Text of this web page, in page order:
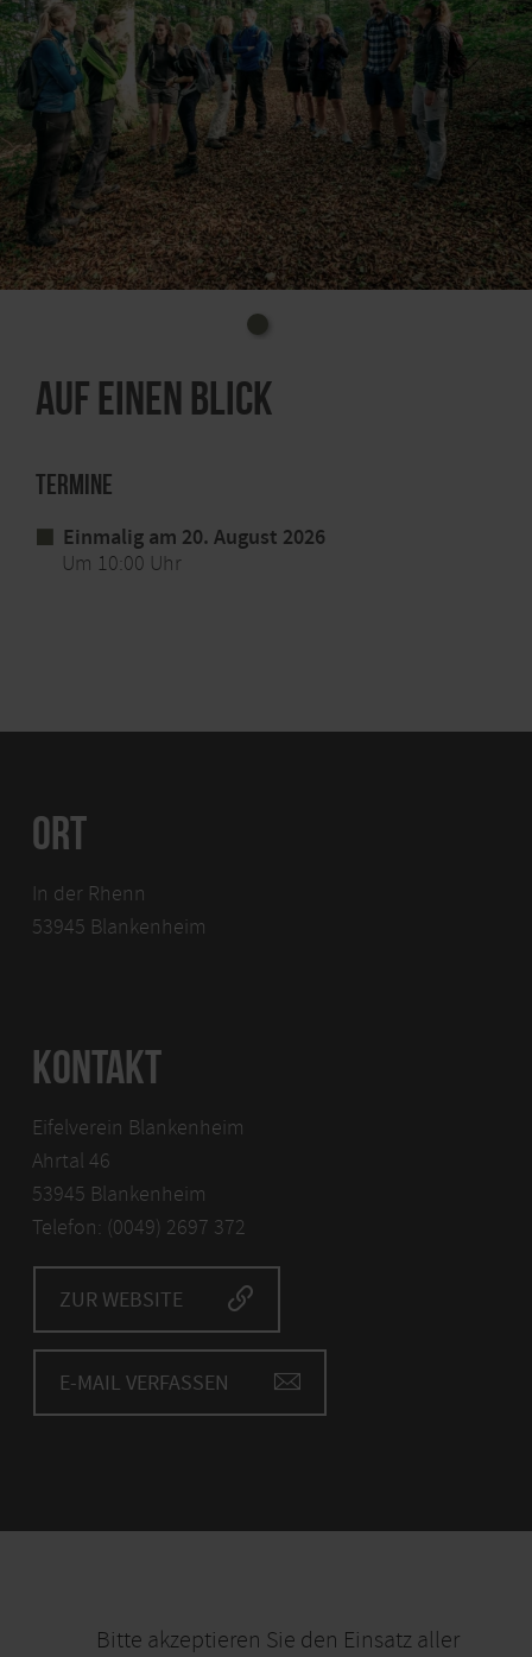
Auf einen Blick
Termine
Einmalig am 20. August 2026
Um 10:00 Uhr
ORT
In der Rhenn
53945 Blankenheim
KONTAKT
Eifelverein Blankenheim
Ahrtal 46
53945 Blankenheim
Telefon: (0049) 2697 372
ZUR WEBSITE
E-MAIL VERFASSEN
Bitte akzeptieren Sie den Einsatz aller